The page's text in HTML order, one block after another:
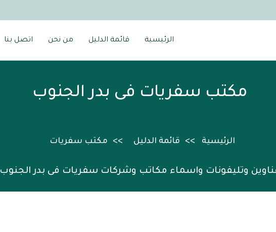
الرئيسية قائمة الدليل من نحن اتصل بنا
مكتب سفريات فى بدر الجنوب
الرئيسية قائمة الدليل مكتب سفريات
وتليفونات واسماء مكاتب وشركات سفريات فى بدر الجنوب